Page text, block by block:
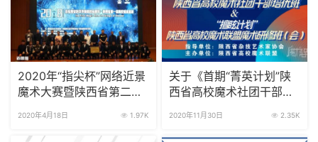
2020年“指尖杯”网络近景
魔术大赛暨陕西省第二届
2020年4月18日 1.97K
关于《首期“菁英计划”陕
西省高校魔术社团干部培
班》的通知
2020年11月30日 2.35K